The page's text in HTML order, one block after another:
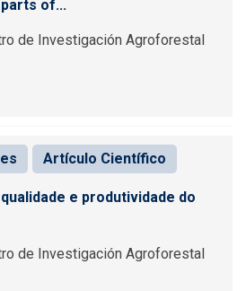
of...
de Investigación Agroforestal
Artículo Científico
e produtividade do
de Investigación Agroforestal